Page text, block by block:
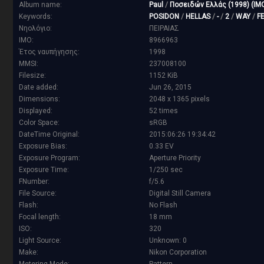
Album name:
Paul / Ποσειδών Ελλάς (1998)
Keywords:
POSIDON / HELLAS/ -/ 2 / WAY /
Νηολόγιο:
ΠΕΙΡΑΙΑΣ
IMO:
8966963
Έτος ναυπήγησης:
1998
MMSI:
237008100
Filesize:
1152 KiB
Date added:
Jun 26, 2015
Dimensions:
2048 x 1365 pixels
Displayed:
52 times
Color Space:
sRGB
DateTime Original:
2015:06:26 19:34:42
Exposure Bias:
0.33 EV
Exposure Program:
Aperture Priority
Exposure Time:
1/250 sec
FNumber:
f/5.6
File Source:
Digital Still Camera
Flash:
No Flash
Focal length:
18 mm
ISO:
320
Light Source:
Unknown: 0
Make:
Nikon Corporation